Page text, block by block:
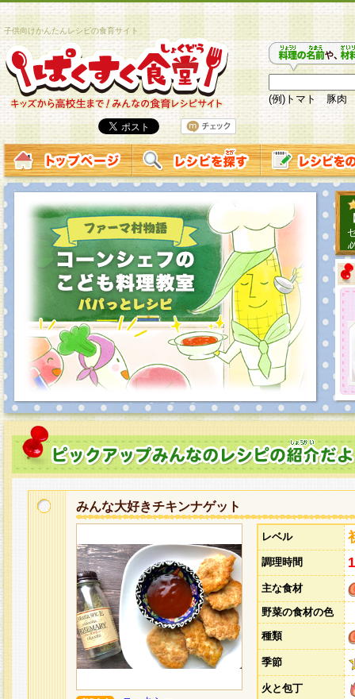
子供向けかんたんレシピの食育サイト
(例)トマト 豚肉
みんな大好きチキンナゲット
レベル
調理時間
主な食材
野菜の食材の色
種類
季節
火と包丁